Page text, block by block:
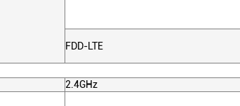
FDD-LTE
2.4GHz